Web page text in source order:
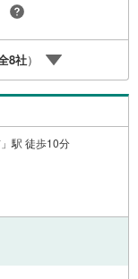
子様連れでもご安
万円台の中古マン
す。Yahoo！不動
ます。お気軽にお問
「C21アクロス
8社）
駅 徒歩10分